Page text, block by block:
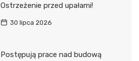
Ostrzeżenie przed upałami!
30 lipca 2026
Postępują prace nad budową